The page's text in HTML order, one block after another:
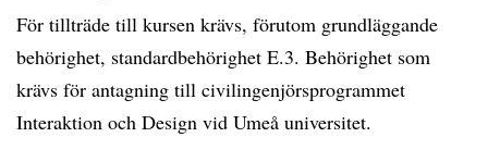
För tillträde till kursen krävs, förutom grundläggande
behörighet, standardbehörighet E.3. Behörighet som
krävs för antagning till civilingenjörsprogrammet
Interaktion och Design vid Umeå universitet.